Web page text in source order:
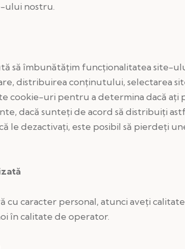
ului nostru.
să îmbunătăţim funcţionalitatea site-
distribuirea conţinutului, selectarea
cookie-uri pentru a determina dacă aţi
dacă sunteţi de acord să distribuiţi
le dezactivaţi, este posibil să pierdeţi
caracter personal, atunci aveți
în calitate de operator.